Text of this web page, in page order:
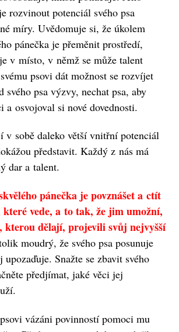
rozvinout potenciál svého psa
míry. Uvědomuje si, že úkolem
pánečka je přeměnit prostředí,
v místo, v němž se může talent
psovi dát možnost se rozvíjet
svého psa výzvy, nechat psa, aby
a osvojoval si nové dovednosti.
v sobě daleko větší vnitřní potenciál
představit. Každý z nás má
dar a talent.
pánečka je povznášet a ctít
které vede, a to tak, že jim umožní,
kterou dělají, projevili svůj nejvyšší
moudrý, že svého psa posunuje
Snažte se zbavit svého
předjímat, jaké věci jej
vázáni povinností pomoci mu